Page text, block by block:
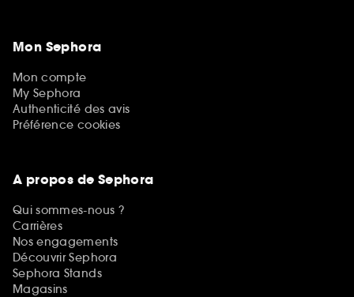
Mon Sephora
Mon compte
My Sephora
Authenticité des avis
Préférence cookies
A propos de Sephora
Qui sommes-nous ?
Carrières
Nos engagements
Découvrir Sephora
Sephora Stands
Magasins